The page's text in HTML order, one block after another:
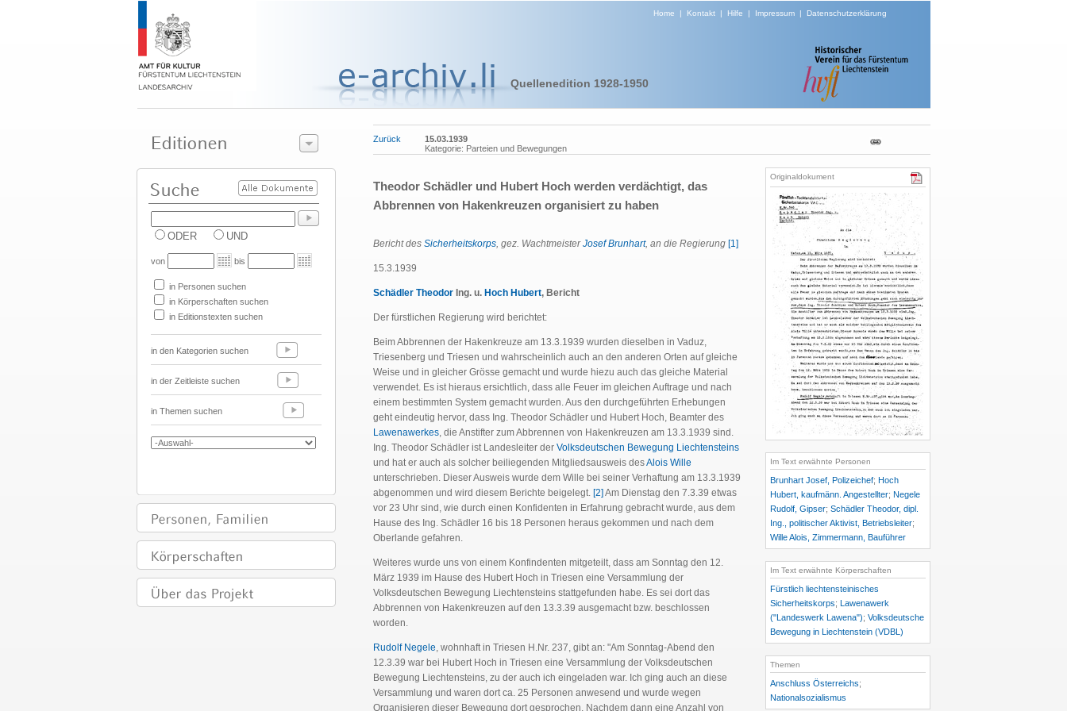
Home | Kontakt| Hilfe | Impressum| Datenschutzerklärung
Quellenedition 1928-1950
ODER UND
von bis
in Personen suchen
in Körperschaften suchen
in Editionstexten suchen
in den Kategorien suchen
in der Zeitleiste suchen
in Themen suchen
Zurück
15.03.1939
Kategorie: Parteien und Bewegungen
Theodor Schädler und Hubert Hoch werden verdächtigt, das
Abbrennen von Hakenkreuzen organisiert zu haben
Bericht des Sicherheitskorps, gez. WachtmeisterJosef Brunhart, an die Regierung [1]
15.3.1939
Schädler Theodor Ing. u. Hoch Hubert, Bericht
Der fürstlichen Regierung wird berichtet:
Beim Abbrennen der Hakenkreuze am 13.3.1939 wurden dieselben in Vaduz,
Triesenberg und Triesen und wahrscheinlich auch an den anderen Orten auf gleiche
Weise und in gleicher Grösse gemacht und wurde hiezu auch das gleiche Material
verwendet. Es ist hieraus ersichtlich, dass alle Feuer im gleichen Auftrage und nach
einem bestimmten System gemacht wurden. Aus den durchgeführten Erhebungen
geht eindeutig hervor, dass Ing. Theodor Schädler und Hubert Hoch, Beamter des
Lawenawerkes, die Anstifter zum Abbrennen von Hakenkreuzen am 13.3.1939 sind.
Ing. Theodor Schädler ist Landesleiter der Volksdeutschen Bewegung Liechtensteins
und hat er auch als solcher beiliegenden Mitgliedsausweis desAlois Wille
unterschrieben. Dieser Ausweis wurde dem Wille bei seiner Verhaftung am 13.3.1939
abgenommen und wird diesem Berichte beigelegt. [2] Am Dienstag den 7.3.39 etwas
vor 23 Uhr sind, wie durch einen Konfidenten in Erfahrung gebracht wurde, aus dem
Hause des Ing. Schädler 16 bis 18 Personen heraus gekommen und nach dem
Oberlande gefahren.
Weiteres wurde uns von einem Konfindenten mitgeteilt, dass am Sonntag den 12.
März 1939 im Hause des Hubert Hoch in Triesen eine Versammlung der
Volksdeutschen Bewegung Liechtensteins stattgefunden habe. Es sei dort das
Abbrennen von Hakenkreuzen auf den 13.3.39 ausgemacht bzw. beschlossen
worden.
Rudolf Negele, wohnhaft in Triesen H.Nr. 237, gibt an: "Am Sonntag-Abend den
12.3.39 war bei Hubert Hoch in Triesen eine Versammlung der Volksdeutschen
Bewegung Liechtensteins, zu der auch ich eingeladen war. Ich ging auch an diese
Versammlung und waren dort ca. 25 Personen anwesend und wurde wegen
Organisieren dieser Bewegung dort gesprochen. Nachdem dann eine Anzahl von
Originaldokument
Im Text erwähnte Personen
Brunhart Josef, Polizeichef; Hoch
Hubert, kaufmänn. Angestellter; Negele
Rudolf, Gipser; Schädler Theodor, dipl.
Ing., politischer Aktivist, Betriebsleiter;
Wille Alois, Zimmermann, Bauführer
Im Text erwähnte Körperschaften
Fürstlich liechtensteinisches
Sicherheitskorps; Lawenawerk
("Landeswerk Lawena"); Volksdeutsche
Bewegung in Liechtenstein (VDBL)
Themen
Anschluss Österreichs;
Nationalsozialismus